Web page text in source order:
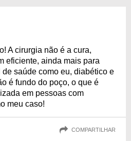
A cirurgia não é a cura,
eficiente, ainda mais para
saúde como eu, diabético e
é fundo do poço, o que é
em pessoas com
meu caso!
COMPARTILHAR